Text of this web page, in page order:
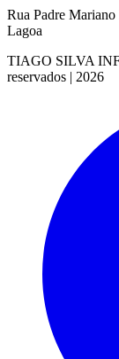
Rua Padre
Lagoa
TIAGO SILVA
reservados | 2026